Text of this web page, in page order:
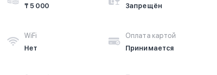
₸ 5 000
Запрещён
WiFi
Нет
Оплата картой
Принимается